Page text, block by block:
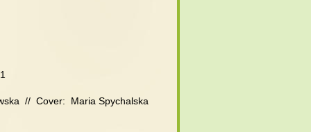
//  Cover:  Maria Spychalska